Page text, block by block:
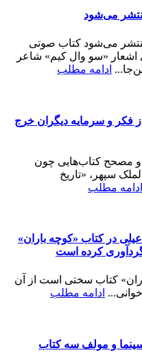
می‌شود
می‌شود کتاب صوتی
اشعار «سو وال کیم» شاعر
ادامه مطلب
فکر و سرمایه دیگران خرج
مصحح کتاب‌هایی چون
سپهر، «تاریخ
ادامه مطلب
در کتاب «کوچه باران»
گردآوری کرده است
کتاب سختی است از آن
ادامه مطلب
و مولف سه کتاب